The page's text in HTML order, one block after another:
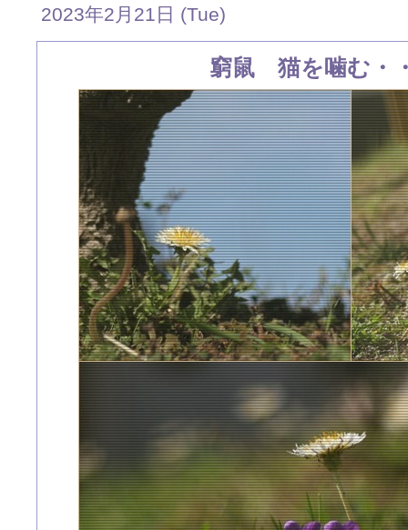
2023年2月21日 (Tue)
窮鼠 猫を噛む・